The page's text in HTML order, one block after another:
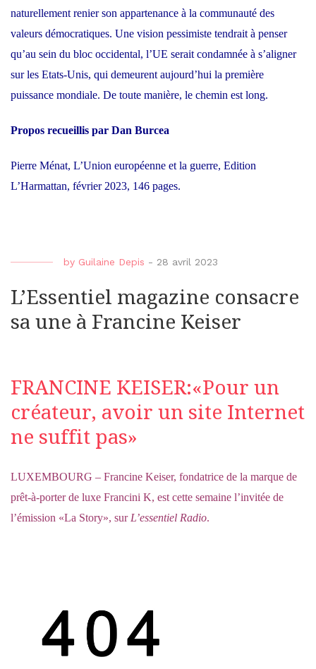
naturellement renier son appartenance à la communauté des
valeurs démocratiques. Une vision pessimiste tendrait à penser
qu’au sein du bloc occidental, l’UE serait condamnée à s’aligner
sur les Etats-Unis, qui demeurent aujourd’hui la première
puissance mondiale. De toute manière, le chemin est long.
Propos recueillis par Dan Burcea
Pierre Ménat, L’Union européenne et la guerre, Edition
L’Harmattan, février 2023, 146 pages.
by Guilaine Depis - 28 avril 2023
L’Essentiel magazine consacre
sa une à Francine Keiser
FRANCINE KEISER:«Pour un
créateur, avoir un site Internet
ne suffit pas»
LUXEMBOURG – Francine Keiser, fondatrice de la marque de
prêt-à-porter de luxe Francini K, est cette semaine l’invitée de
l’émission «La Story», sur L’essentiel Radio.